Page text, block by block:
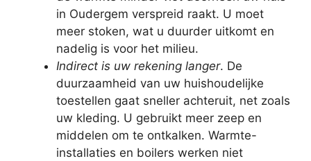
in Oudergem verspreid raakt. U moet
meer stoken, wat u duurder uitkomt en
nadelig is voor het milieu.
Indirect is uw rekening langer. De
duurzaamheid van uw huishoudelijke
toestellen gaat sneller achteruit, net zoals
uw kleding. U gebruikt meer zeep en
middelen om te ontkalken. Warmte-
installaties en boilers werken niet